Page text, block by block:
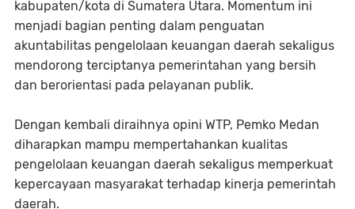
kabupaten/kota di Sumatera Utara. Momentum ini
menjadi bagian penting dalam penguatan
akuntabilitas pengelolaan keuangan daerah sekaligus
mendorong terciptanya pemerintahan yang bersih
dan berorientasi pada pelayanan publik.
Dengan kembali diraihnya opini WTP, Pemko Medan
diharapkan mampu mempertahankan kualitas
pengelolaan keuangan daerah sekaligus memperkuat
kepercayaan masyarakat terhadap kinerja pemerintah
daerah.